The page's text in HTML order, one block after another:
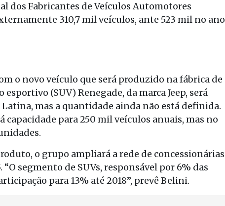
dos Fabricantes de Veículos Automotores
310,7 mil veículos, ante 523 mil no ano
o novo veículo que será produzido na fábrica de
(SUV) Renegade, da marca Jeep, será
mas a quantidade ainda não está definida.
para 250 mil veículos anuais, mas no
o grupo ampliará a rede de concessionárias
“O segmento de SUVs, responsável por 6% das
para 13% até 2018”, prevê Belini.